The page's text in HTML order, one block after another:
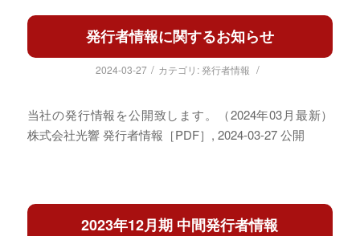
発行者情報に関するお知らせ
2024-03-27 / カテゴリ:発行者情報 /
当社の発行情報を公開致します。（2024年03月最新）
株式会社光響 発行者情報［PDF］, 2024-03-27 公開
2023年12月期 中間発行者情報